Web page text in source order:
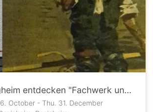
Besigheim entdecken "Fachwerk und Wein" Termin nach Vereinbarung
October - Thu. 31. December